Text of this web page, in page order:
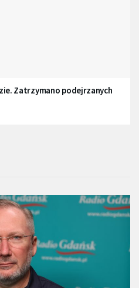
Zatrzymano podejrzanych